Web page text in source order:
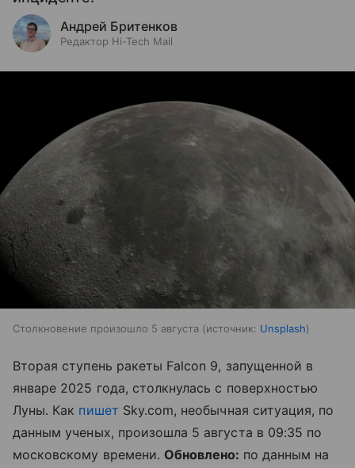
Андрей Бритенков
Редактор Hi-Tech Mail
Столкновение произошло 5 августа источник: Unsplash
Вторая ступень ракеты Falcon 9, запущенной в
январе 2025 года, столкнулась с поверхностью
Луны. Как пишет Sky.com, необычная ситуация, по
данным ученых, произошла 5 августа в 09:35 по
московскому времени. Обновлено: по данным на